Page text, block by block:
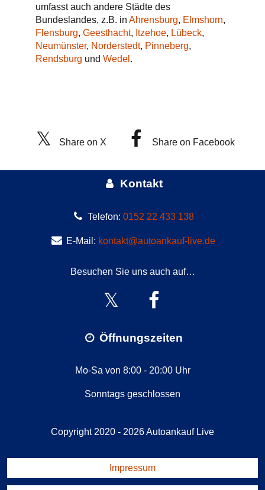
umfasst auch andere Städte des
Bundeslandes, z.B. in Ahrensburg, Elmshorn,
Flensburg, Geesthacht, Itzehoe, Lübeck,
Neumünster, Norderstedt, Pinneberg,
Rendsburg und Wedel .
Share on X Share on Facebook
Kontakt
Telefon:0152 22 433 138
E-Mail: kontakt@autoankauf-live.de
Besuchen Sie uns auch auf…
Öffnungszeiten
Mo-Sa von 8:00 - 20:00 Uhr
Sonntags geschlossen
Copyright 2020 - 2026Autoankauf Live
Impressum